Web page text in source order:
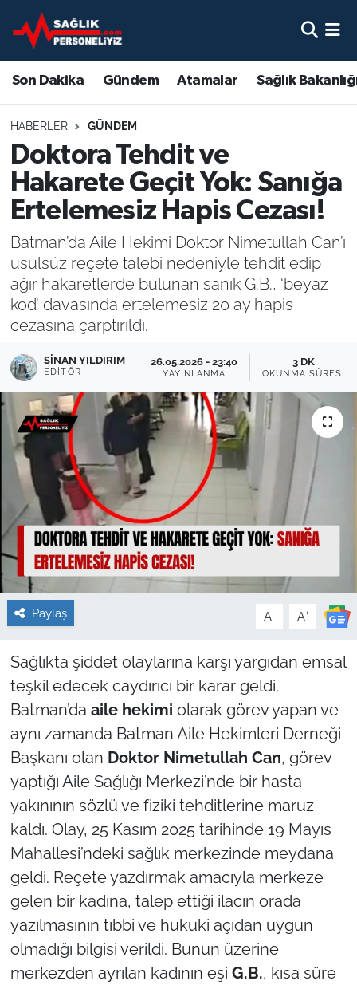
Son Dakika Gündem Atamalar Sağlık
HABERLER GÜNDEM
Doktora Tehdit ve
Hakarete Geçit Yok: Sanığa
Ertelemesiz Hapis Cezası!
Batman’da Aile Hekimi Doktor Nimetullah Can’ı
usulsüz reçete talebi nedeniyle tehdit edip
ağır hakaretlerde bulunan sanık G.B., ‘beyaz
kod’ davasında ertelemesiz 20 ay hapis
cezasına çarptırıldı.
SINAN YILDIRIM
EDITÖR
26.05.2026 - 23:40
YAYINLANMA
3 DK
OKUNMA SÜRESI
Paylaş A- A+
Sağlıkta şiddet olaylarına karşı yargıdan emsal
teşkil edecek caydırıcı bir karar geldi.
Batman’da aile hekimi olarak görev yapan ve
aynı zamanda Batman Aile Hekimleri Derneği
Başkanı olan Doktor Nimetullah Can, görev
yaptığı Aile Sağlığı Merkezi’nde bir hasta
yakınının sözlü ve fiziki tehditlerine maruz
kaldı. Olay, 25 Kasım 2025 tarihinde 19 Mayıs
Mahallesi’ndeki sağlık merkezinde meydana
geldi. Reçete yazdırmak amacıyla merkeze
gelen bir kadına, talep ettiği ilacın orada
yazılmasının tıbbi ve hukuki açıdan uygun
olmadığı bilgisi verildi. Bunun üzerine
merkezden ayrılan kadının eşi G.B., kısa süre
Son Dakika
Gündem
Atamalar
Sağlık Bakanlığı
Mevzuat
Sendika
Sağlık Personeli Alımı
Güncel
Kamu Alımları
Nöbetçi Eczaneler
Hava Durumu
Namaz Vakitleri
Trafik Durumu
Süper Lig Puan Durumu ve Fikstür
Tüm Manşetler
Son Dakika Haberleri